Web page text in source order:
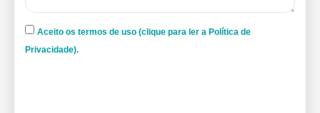
Aceito os termos de uso (clique para ler a Política de
Privacidade).